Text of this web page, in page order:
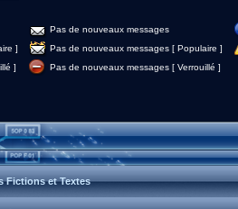
Pas de nouveaux messages
]
Pas de nouveaux messages [ Populaire ]
]
Pas de nouveaux messages [ Verrouillé ]
Fictions et Textes